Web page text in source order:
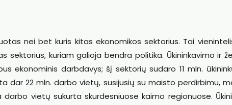
nei bet kuris kitas ekonomikos sektorius. Tai
sektorius, kuriam galioja bendra politika. Ūkininkavimo ir
ekonominis darbdavys; šį sektorių sudaro 11 mln.
dar 22 mln. darbo vietų, susijusių su maisto perdirbimu,
vietų sukurta skurdesniuose kaimo regionuose.